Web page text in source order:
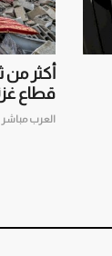
أكثر من
قطاع
العرب مباشر